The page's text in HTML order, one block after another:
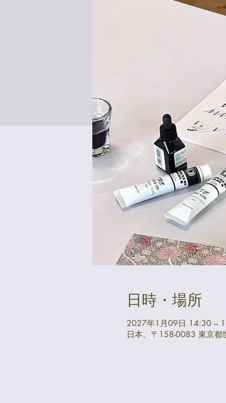
日時・場所
2027年1月09日 14:30 –
日本、〒158-0083 東京